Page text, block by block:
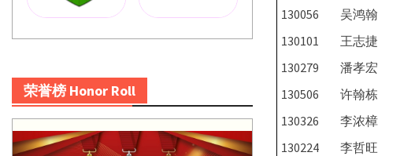
130056
吴鸿翰
130101
王志捷
130279
潘孝宏
130506
许翰栋
130326
李浓樟
130224
李哲旺
荣誉榜 Honor Roll